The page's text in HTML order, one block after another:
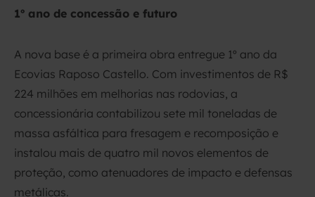
1º ano de concessão e futuro
A nova base é a primeira obra entregue 1º ano da
Ecovias Raposo Castello. Com investimentos de R$
224 milhões em melhorias nas rodovias, a
concessionária contabilizou sete mil toneladas de
massa asfáltica para fresagem e recomposição e
instalou mais de quatro mil novos elementos de
proteção, como atenuadores de impacto e defensas
metálicas.